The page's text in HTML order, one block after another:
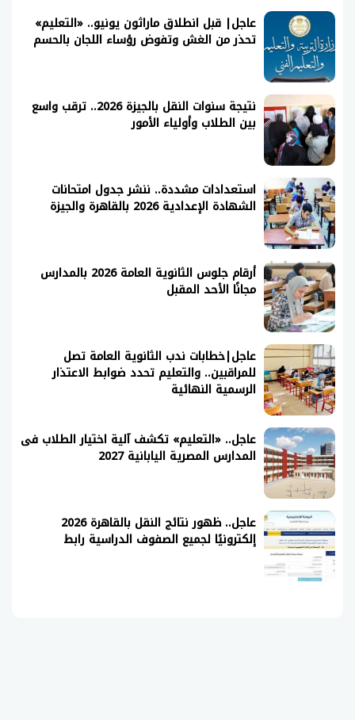
عاجل| قبل انطلاق ماراثون يونيو.. «التعليم»
تحذر من الغش وتفوض رؤساء اللجان بالحسم
نتيجة سنوات النقل بالجيزة 2026.. ترقب واسع
بين الطلاب وأولياء الأمور
استعدادات مشددة.. ننشر جدول امتحانات
الشهادة الإعدادية 2026 بالقاهرة والجيزة
أرقام جلوس الثانوية العامة 2026 بالمدارس
مجانًا الأحد المقبل
عاجل|خطابات ندب الثانوية العامة تصل
للمراقبين.. والتعليم تحدد ضوابط الاعتذار
الرسمية النهائية
عاجل.. «التعليم» تكشف آلية اختيار الطلاب فى
المدارس المصرية اليابانية 2027
عاجل.. ظهور نتائج النقل بالقاهرة 2026
إلكترونيًا لجميع الصفوف الدراسية رابط